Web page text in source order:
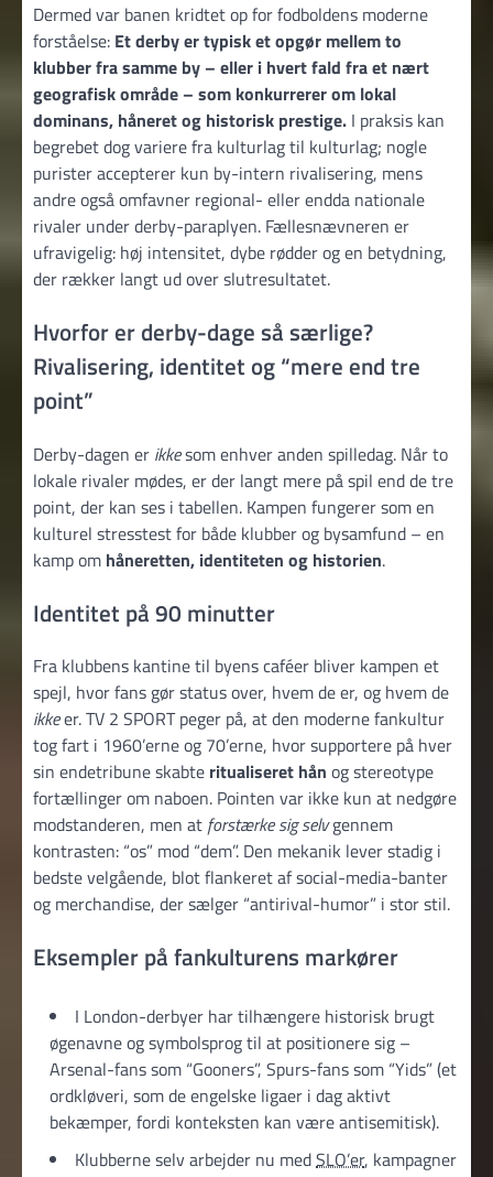
Dermed var banen kridtet op for fodboldens moderne
forståelse: Et derby er typisk et opgør mellem to
klubber fra samme by – eller i hvert fald fra et nært
geografisk område – som konkurrerer om lokal
dominans, håneret og historisk prestige. I praksis kan
begrebet dog variere fra kulturlag til kulturlag; nogle
purister accepterer kun by-intern rivalisering, mens
andre også omfavner regional- eller endda nationale
rivaler under derby-paraplyen. Fællesnævneren er
ufravigelig: høj intensitet, dybe rødder og en betydning,
der rækker langt ud over slutresultatet.
Hvorfor er derby-dage så særlige?
Rivalisering, identitet og “mere end tre
point”
Derby-dagen er ikkesom enhver anden spilledag. Når to
lokale rivaler mødes, er der langt mere på spil end de tre
point, der kan ses i tabellen. Kampen fungerer som en
kulturel stresstest for både klubber og bysamfund – en
kamp om håneretten, identiteten og historien.
Identitet på 90 minutter
Fra klubbens kantine til byens caféer bliver kampen et
spejl, hvor fans gør status over, hvem de er, og hvem de
ikkeer. TV 2 SPORT peger på, at den moderne fankultur
tog fart i 1960’erne og 70’erne, hvor supportere på hver
sin endetribune skabte ritualiseret hån og stereotype
fortællinger om naboen. Pointen var ikke kun at nedgøre
modstanderen, men at forstærke sig selvgennem
kontrasten: “os” mod “dem”. Den mekanik lever stadig i
bedste velgående, blot flankeret af social-media-banter
og merchandise, der sælger “antirival-humor” i stor stil.
Eksempler på fankulturens markører
I London-derbyer har tilhængere historisk brugt
øgenavne og symbolsprog til at positionere sig –
Arsenal-fans som “Gooners”, Spurs-fans som “Yids” (et
ordkløveri, som de engelske ligaer i dag aktivt
bekæmper, fordi konteksten kan være antisemitisk).
Klubberne selv arbejder nu medSLO’er, kampagner